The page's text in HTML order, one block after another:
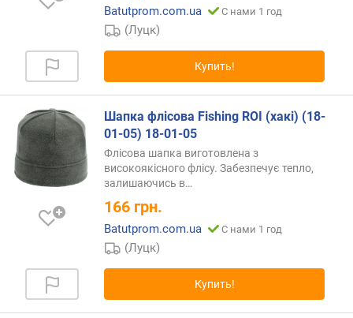
Batutprom.com.ua С нами 1 год
(Луцк)
Купить!
Шапка флісова Fishing ROI (хакі) (18-
01-05) 18-01-05
Флісова шапка виготовлена з
високоякісного флісу. Забезпечує тепло,
залишаючись в…
166 грн.
Batutprom.com.ua С нами 1 год
(Луцк)
Купить!